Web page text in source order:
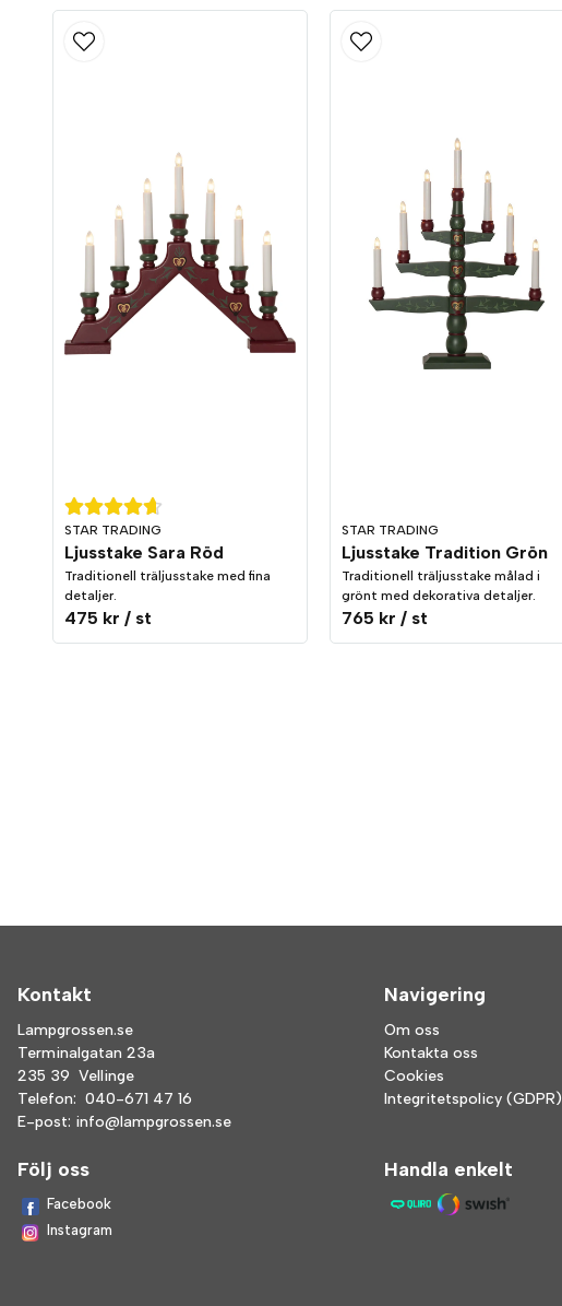
STAR TRADING
Ljusstake Sara Röd
Traditionell träljusstake med fina
detaljer.
475 kr / st
STAR TRADING
Ljusstake Tradition Grön
Traditionell träljusstake målad i
grönt med dekorativa detaljer.
765 kr / st
Kontakt
Lampgrossen.se
Terminalgatan 23a
235 39 Vellinge
Telefon: 040-671 47 16
E-post: info@lampgrossen.se
Navigering
Om oss
Kontakta oss
Cookies
Integritetspolicy (GDPR)
Följ oss
Facebook
Instagram
Handla enkelt